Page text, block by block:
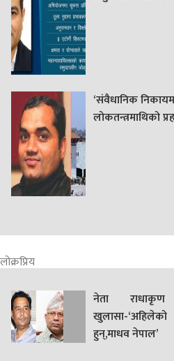
‘संवैधानिक
लोकतन्त्रमाथिको
लोक्रप्रिय
नेता
खुलासा-
हुन्,माधव नेपाल’